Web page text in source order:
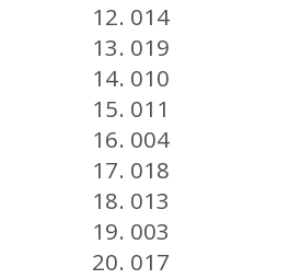
12. 014
13. 019
14. 010
15. 011
16. 004
17. 018
18. 013
19. 003
20. 017